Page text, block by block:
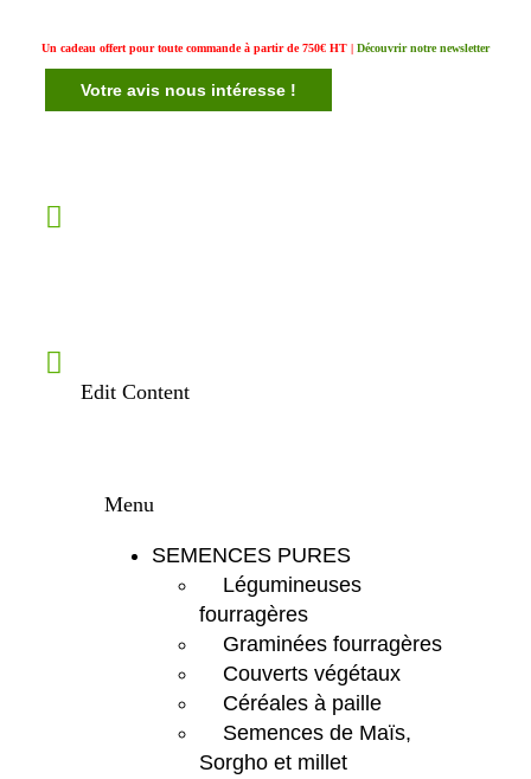
Un cadeau offert pour toute commande à partir de 750€ HT | Découvrir notre newsletter
Votre avis nous intéresse !
Edit Content
Menu
SEMENCES PURES
Légumineuses
fourragères
Graminées fourragères
Couverts végétaux
Céréales à paille
Semences de Maïs,
Sorgho et millet